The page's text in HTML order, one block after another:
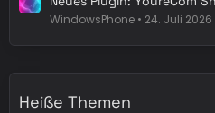
WindowsPhone 24. Juli 2026
Heiße Themen